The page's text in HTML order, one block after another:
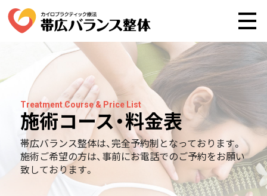
Treatment Course & Price List
施術コース・料金表
帯広バランス整体は、完全予約制となっております。
施術ご希望の方は、事前にお電話でのご予約をお願い
致しております。